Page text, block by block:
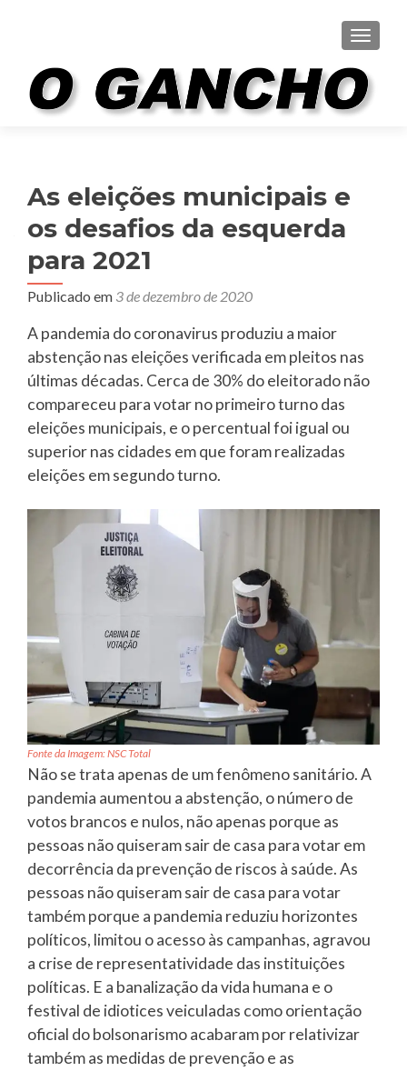
As eleições municipais e
os desafios da esquerda
para 2021
Publicado em 3 de dezembro de 2020
A pandemia do coronavirus produziu a maior
abstenção nas eleições verificada em pleitos nas
últimas décadas. Cerca de 30% do eleitorado não
compareceu para votar no primeiro turno das
eleições municipais, e o percentual foi igual ou
superior nas cidades em que foram realizadas
eleições em segundo turno.
Fonte da Imagem: NSC Total
Não se trata apenas de um fenômeno sanitário. A
pandemia aumentou a abstenção, o número de
votos brancos e nulos, não apenas porque as
pessoas não quiseram sair de casa para votar em
decorrência da prevenção de riscos à saúde. As
pessoas não quiseram sair de casa para votar
também porque a pandemia reduziu horizontes
políticos, limitou o acesso às campanhas, agravou
a crise de representatividade das instituições
políticas. E a banalização da vida humana e o
festival de idiotices veiculadas como orientação
oficial do bolsonarismo acabaram por relativizar
também as medidas de prevenção e as